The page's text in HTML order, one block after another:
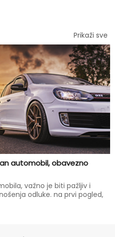
Prikaži sve
automobil, obavezno
važno je biti pažljiv i
odluke. na prvi pogled,